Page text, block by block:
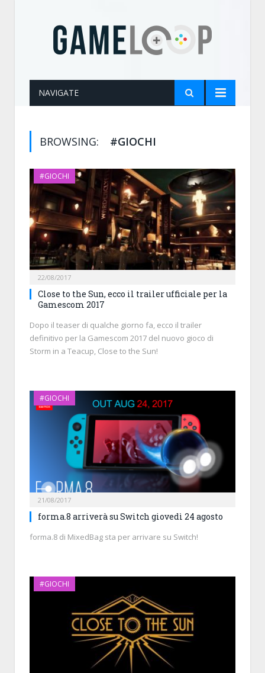
NAVIGATE
BROWSING: #GIOCHI
#GIOCHI
22/08/2017
Close to the Sun, ecco il trailer ufficiale per la
Gamescom 2017
Dopo il teaser di qualche giorno fa, ecco il trailer
definitivo per la Gamescom 2017 del nuovo gioco di
Storm in a Teacup, Close to the Sun!
#GIOCHI
21/08/2017
forma.8 arriverà su Switch giovedì 24 agosto
forma.8 di MixedBag sta per arrivare su Switch!
#GIOCHI